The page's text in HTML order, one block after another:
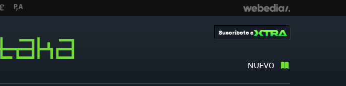
NUEVO
Suscríbete a